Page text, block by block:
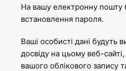
На вашу електронну пошту
встановлення пароля.
Ваші особисті дані будуть
досвіду на цьому веб-
вашого облікового запису